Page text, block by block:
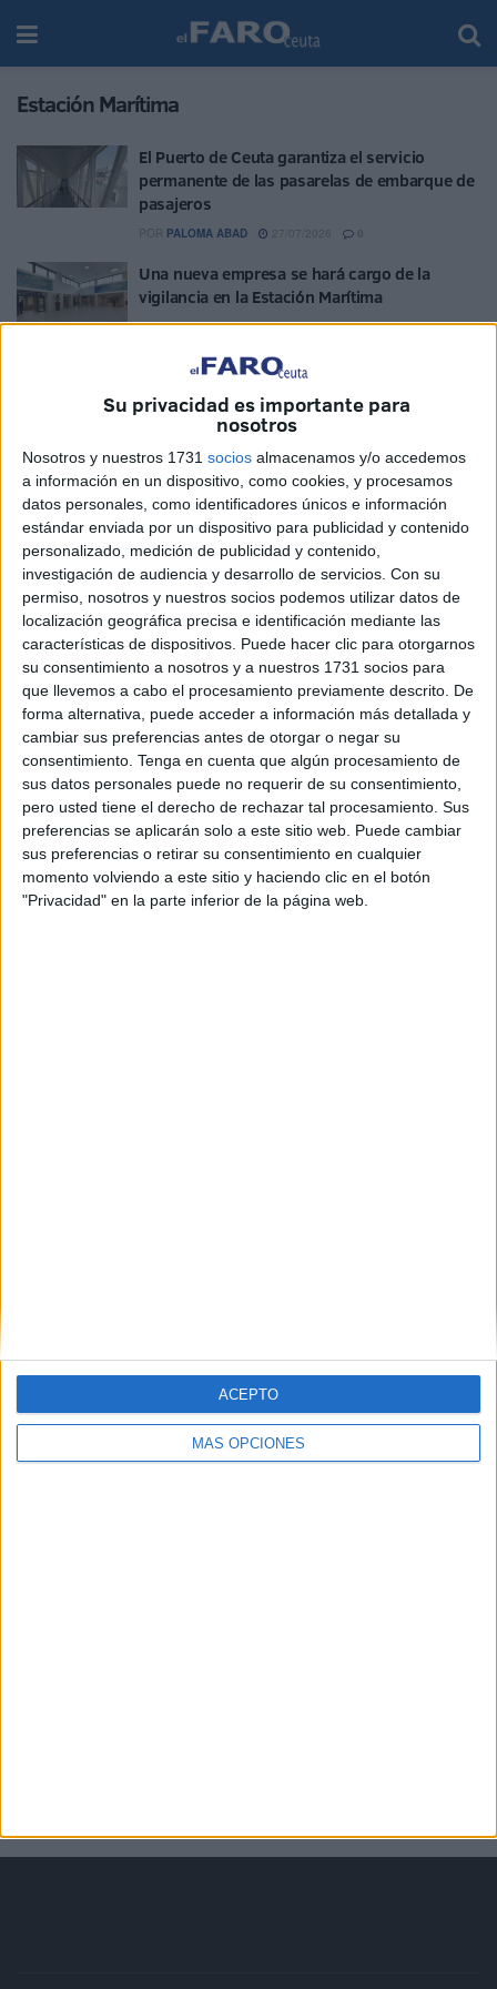
Su privacidad es importante para
nosotros
Nosotros y nuestros 1731 socios almacenamos y/o accedemos
a información en un dispositivo, como cookies, y procesamos
datos personales, como identificadores únicos e información
estándar enviada por un dispositivo para publicidad y contenido
personalizado, medición de publicidad y contenido,
investigación de audiencia y desarrollo de servicios. Con su
permiso, nosotros y nuestros socios podemos utilizar datos de
localización geográfica precisa e identificación mediante las
características de dispositivos. Puede hacer clic para otorgarnos
su consentimiento a nosotros y a nuestros 1731 socios para
que llevemos a cabo el procesamiento previamente descrito. De
forma alternativa, puede acceder a información más detallada y
cambiar sus preferencias antes de otorgar o negar su
consentimiento. Tenga en cuenta que algún procesamiento de
sus datos personales puede no requerir de su consentimiento,
pero usted tiene el derecho de rechazar tal procesamiento. Sus
preferencias se aplicarán solo a este sitio web. Puede cambiar
sus preferencias o retirar su consentimiento en cualquier
momento volviendo a este sitio y haciendo clic en el botón
"Privacidad" en la parte inferior de la página web.
MÁS OPCIONES
ACEPTO
Estación Marítima
El Puerto de Ceuta garantiza el servicio
permanente de las pasarelas de embarque de
pasajeros
PALOMA ABAD 0
Una nueva empresa se hará cargo de la
vigilancia en la Estación Marítima
POR PALOMA ABAD 21/07/2026 1
En la Piel | La travesía del Estrecho desde
MARIBEL TENA 28/06/2026
Condenado por pasar hachís: los bloques con
la marca de un ovni
POR DIEGO NARANJO 11/06/2026 0
Prisión por llevar hachís adosado a la espalda
e intentar embarcar rumbo Algeciras
POR DIEGO NARANJO 09/06/2026 0
Peregrinos llegan a Ceuta tras un viaje
enriquecedor a la Meca por el Hayy
POR EVA CEREZO 01/06/2026 0
Un módulo acristalado para seguridad de los
pasajeros a pie de estación marítima
POR DIEGO NARANJO 10/05/2026 2
Adiós al aparcamiento: la acera norte de Juan
de Borbón ganará protagonismo peatonal
POR DIEGO NARANJO 29/03/2026 3